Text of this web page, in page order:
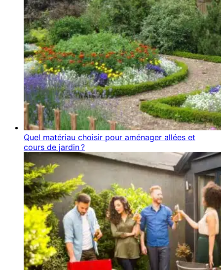
Quel matériau choisir pour aménager allées et
cours de jardin ?